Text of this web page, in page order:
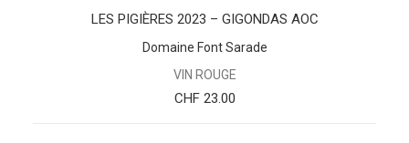
LES PIGIÈRES 2023 – GIGONDAS AOC
Domaine Font Sarade
VIN ROUGE
CHF23.00